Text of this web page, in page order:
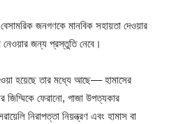
জনগণকে মানবিক সহায়তা দেওয়ার
জন্য প্রস্তুতি নেবে।
হয়েছে তার মধ্যে আছে–– হামাসের
জিম্মিকে ফেরানো, গাজা উপত্যকার
নিরাপত্তা নিয়ন্ত্রণ এবং হামাস বা